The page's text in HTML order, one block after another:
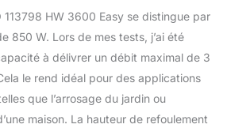
W et hauteur de
refoulement atteignant
jusqu'à 38 m
Fonctionnement efficace
avec une faible
fréquence de
commutation grâce au
113798 HW 3600 Easy se distingue par
850 W. Lors de mes tests, j’ai été
à délivrer un débit maximal de 3
le rend idéal pour des applications
que l’arrosage du jardin ou
maison. La hauteur de refoulement